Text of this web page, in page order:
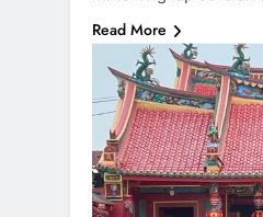
Read More